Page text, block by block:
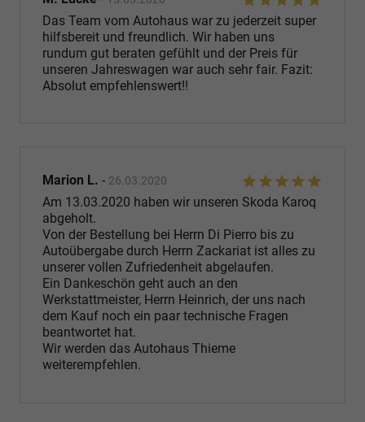
Das Team vom Autohaus war zu jederzeit super
hilfsbereit und freundlich. Wir haben uns
rundum gut beraten gefühlt und der Preis für
unseren Jahreswagen war auch sehr fair. Fazit:
Absolut empfehlenswert!!
Marion L. - 26.03.2020
Am 13.03.2020 haben wir unseren Skoda Karoq
abgeholt.
Von der Bestellung bei Herrn Di Pierro bis zu
Autoübergabe durch Herrn Zackariat ist alles zu
unserer vollen Zufriedenheit abgelaufen.
Ein Dankeschön geht auch an den
Werkstattmeister, Herrn Heinrich, der uns nach
dem Kauf noch ein paar technische Fragen
beantwortet hat.
Wir werden das Autohaus Thieme
weiterempfehlen.